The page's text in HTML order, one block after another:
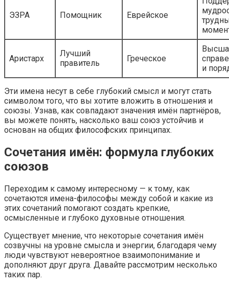
ЭЗРА Помощник Еврейское
Аристарх
Лучший
правитель
Греческое
и
Эти имена несут в себе глубокий смысл и могут стать
символом того, что вы хотите вложить в отношения и
союзы. Узнав, как совпадают значения имён партнёров,
вы можете понять, насколько ваш союз устойчив и
основан на общих философских принципах.
Сочетания имён: формула глубоких
союзов
Переходим к самому интересному — к тому, как
сочетаются имена-философы между собой и какие из
этих сочетаний помогают создать крепкие,
осмысленные и глубоко духовные отношения.
Существует мнение, что некоторые сочетания имён
созвучны на уровне смысла и энергии, благодаря чему
люди чувствуют невероятное взаимопонимание и
дополняют друг друга. Давайте рассмотрим несколько
таких пар.